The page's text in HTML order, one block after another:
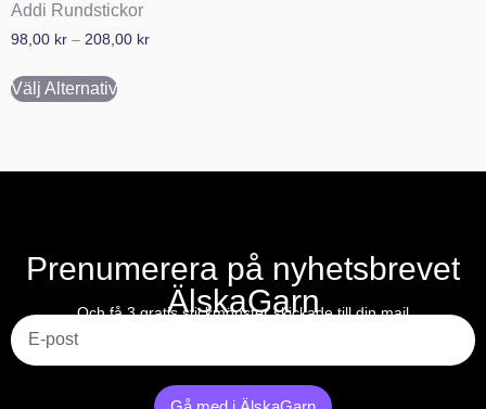
Addi Rundstickor
98,00 kr – 208,00 kr
Välj Alternativ
Prenumerera på nyhetsbrevet
ÄlskaGarn
Och få 3 gratis stickmönster skickade till din mail